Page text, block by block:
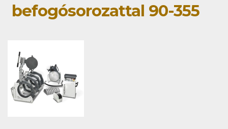
befogósorozattal 90-355